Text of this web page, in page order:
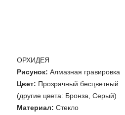
ОРХИДЕЯ
Рисунок: Алмазная гравировка
Цвет: Прозрачный бесцветный
(другие цвета: Бронза, Серый)
Материал: Стекло